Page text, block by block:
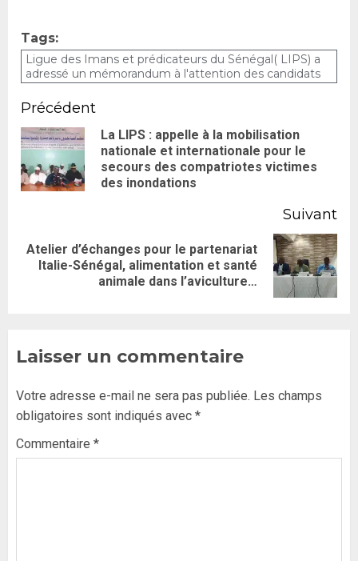
Tags:
Ligue des Imans et prédicateurs du Sénégal( LIPS) a
adressé un mémorandum à l'attention des candidats
Précédent
La LIPS : appelle à la mobilisation
nationale et internationale pour le
secours des compatriotes victimes
des inondations
Suivant
Atelier d’échanges pour le partenariat
Italie-Sénégal, alimentation et santé
animale dans l’aviculture…
Laisser un commentaire
Votre adresse e-mail ne sera pas publiée. Les champs
obligatoires sont indiqués avec *
Commentaire *